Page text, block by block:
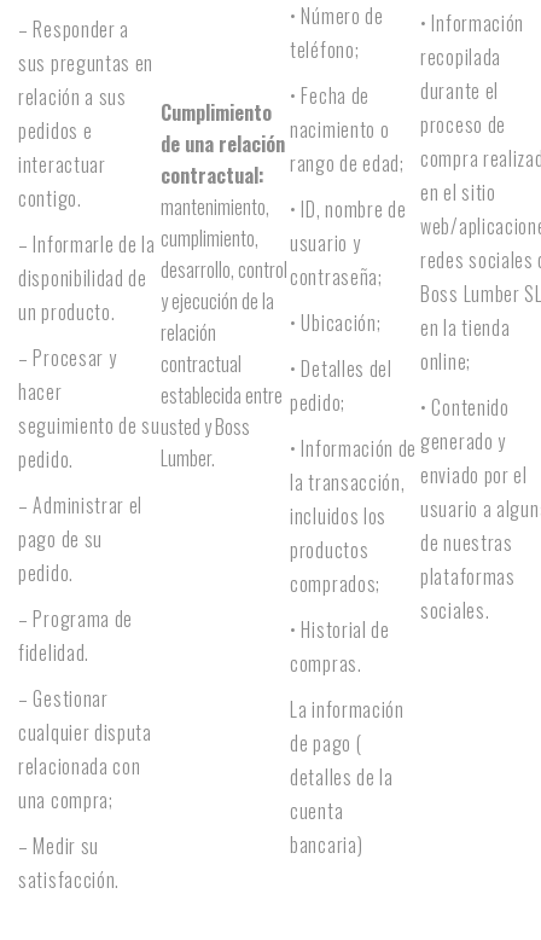
– Responder a
sus preguntas en
relación a sus
pedidos e
interactuar
contigo.
– Informarle de la
disponibilidad de
un producto.
– Procesar y
hacer
seguimiento de su
pedido.
– Administrar el
pago de su
pedido.
– Programa de
fidelidad.
– Gestionar
cualquier disputa
relacionada con
una compra;
– Medir su
satisfacción.
Cumplimiento
de una relación
contractual:
mantenimiento,
cumplimiento,
desarrollo, control
y ejecución de la
relación
contractual
establecida entre
usted y Boss
Lumber.
• Número de
teléfono;
• Fecha de
nacimiento o
rango de edad;
• ID, nombre de
usuario y
contraseña;
• Ubicación;
• Detalles del
pedido;
• Información de
la transacción,
incluidos los
productos
comprados;
• Historial de
compras.
La información
de pago (
detalles de la
cuenta
bancaria)
• Información
recopilada
durante el
proceso de
compra
en el sitio
web/
redes sociales
Boss Lumber
en la tienda
online;
• Contenido
generado y
enviado por el
usuario a
de nuestras
plataformas
sociales.